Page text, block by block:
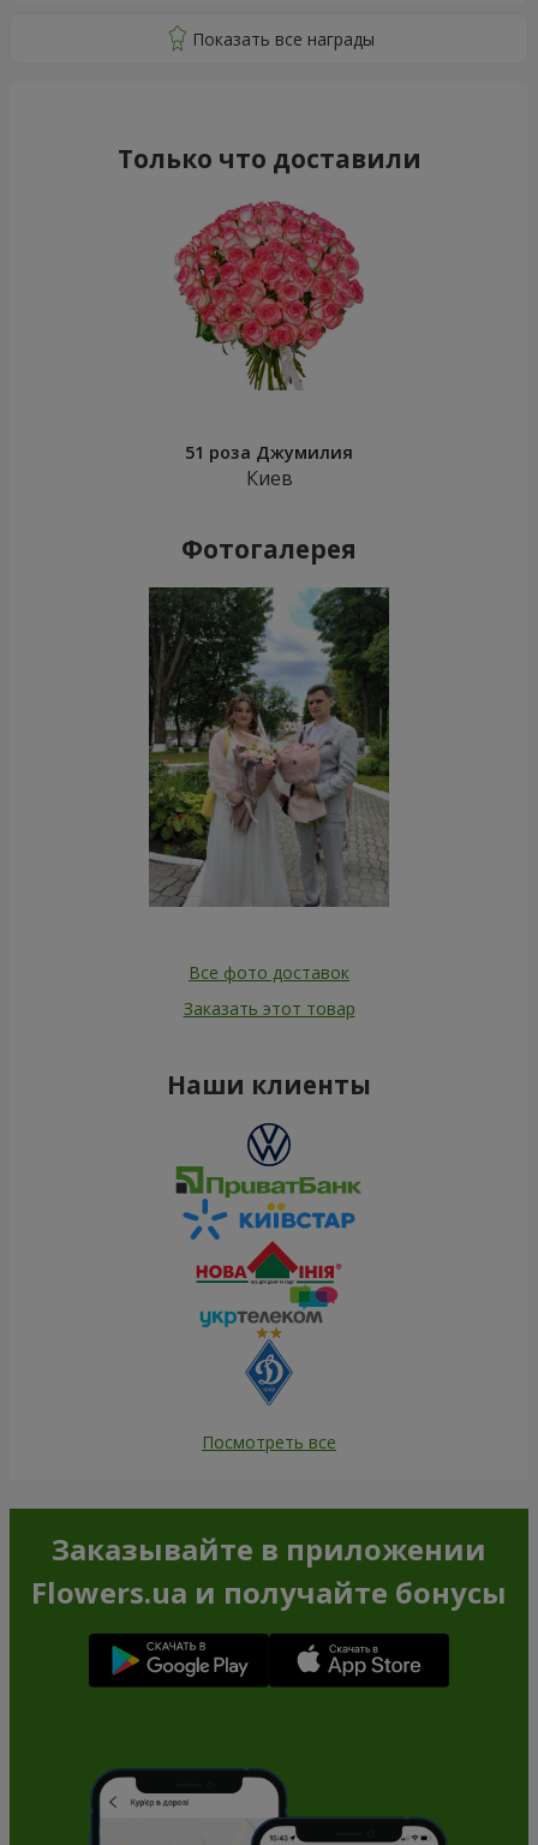
Только что доставили
51 роза Джумилия
Киев
Фотогалерея
Все фото доставок
Заказать этот товар
Наши клиенты
Посмотреть все
Заказывайте в приложении
Flowers.ua и получайте бонусы